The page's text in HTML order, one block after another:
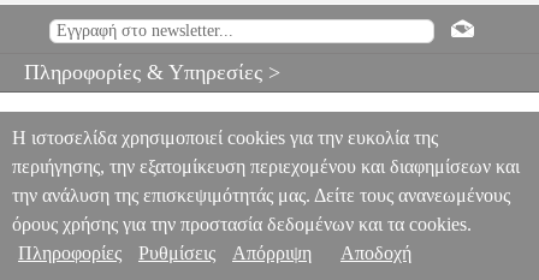
MSC.606517 EDITION HENRY LEMOINE
EDITION HENRY
CLASSIQUES FAVORIS VOL 7
Πληροφορίες & Υπηρεσίες >
Η ιστοσελίδα χρησιμοποιεί cookies για την ευκολία της
περιήγησης, την εξατομίκευση περιεχομένου και διαφημίσεων και
την ανάλυση της επισκεψιμότητάς μας. Δείτε τους ανανεωμένους
όρους χρήσης για την προστασία δεδομένων και τα cookies.
Πληροφορίες
Ρυθμίσεις Απόρριψη Αποδοχή